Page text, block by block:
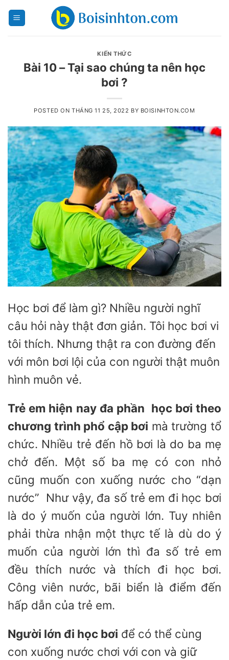
KIẾN THỨC
Bài 10 – Tại sao chúng ta nên học
bơi ?
POSTED ON THÁNG 11 25, 2022 BY BOISINHTON.COM
Học bơi để làm gì? Nhiều người nghĩ
câu hỏi này thật đơn giản. Tôi học bơi vi
tôi thích. Nhưng thật ra con đường đến
với môn bơi lội của con người thật muôn
hình muôn vẻ.
Trẻ em hiện nay đa phần học bơi theo
chương trình phổ cập bơi mà trường tổ
chức. Nhiều trẻ đến hồ bơi là do ba mẹ
chở đến. Một số ba mẹ có con nhỏ
cũng muốn con xuống nước cho “dạn
nước” Như vậy, đa số trẻ em đi học bơi
là do ý muốn của người lớn. Tuy nhiên
phải thừa nhận một thực tế là dù do ý
muốn của người lớn thì đa số trẻ em
đều thích nước và thích đi học bơi.
Công viên nước, bãi biển là điểm đến
hấp dẫn của trẻ em.
Người lớn đi học bơi để có thể cùng
con xuống nước chơi với con và giữ